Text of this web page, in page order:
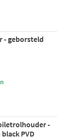
- geborsteld
-
PVD